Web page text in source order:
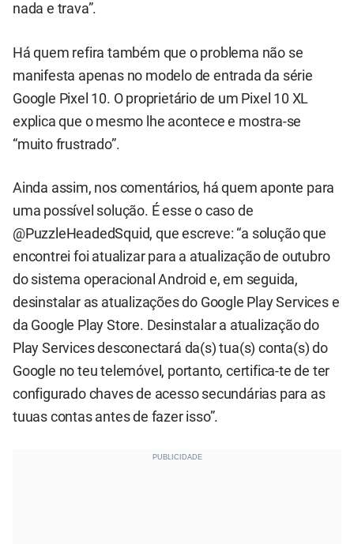
nada e trava”.
Há quem refira também que o problema não se
manifesta apenas no modelo de entrada da série
Google Pixel 10. O proprietário de um Pixel 10 XL
explica que o mesmo lhe acontece e mostra-se
“muito frustrado”.
Ainda assim, nos comentários, há quem aponte para
uma possível solução. É esse o caso de
@PuzzleHeadedSquid, que escreve: “a solução que
encontrei foi atualizar para a atualização de outubro
do sistema operacional Android e, em seguida,
desinstalar as atualizações do Google Play Services e
da Google Play Store. Desinstalar a atualização do
Play Services desconectará da(s) tua(s) conta(s) do
Google no teu telemóvel, portanto, certifica-te de ter
configurado chaves de acesso secundárias para as
tuuas contas antes de fazer isso”.